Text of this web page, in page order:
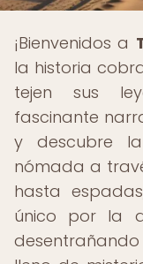
¡Bienvenidos a
la historia
tejen sus
fascinante
y descubre
nómada a
hasta
único por la